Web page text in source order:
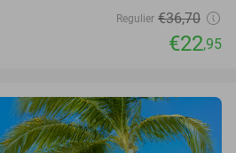
Regulier €36,70
€22,95